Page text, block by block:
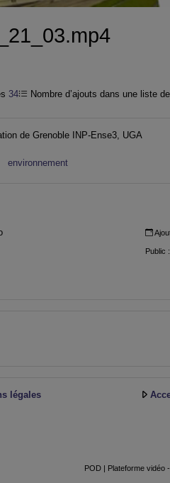
34 Nombre d’ajouts dans une liste
de Grenoble INP-Ense3, UGA
environnement
Public :
légales
POD | Plateforme vidéo